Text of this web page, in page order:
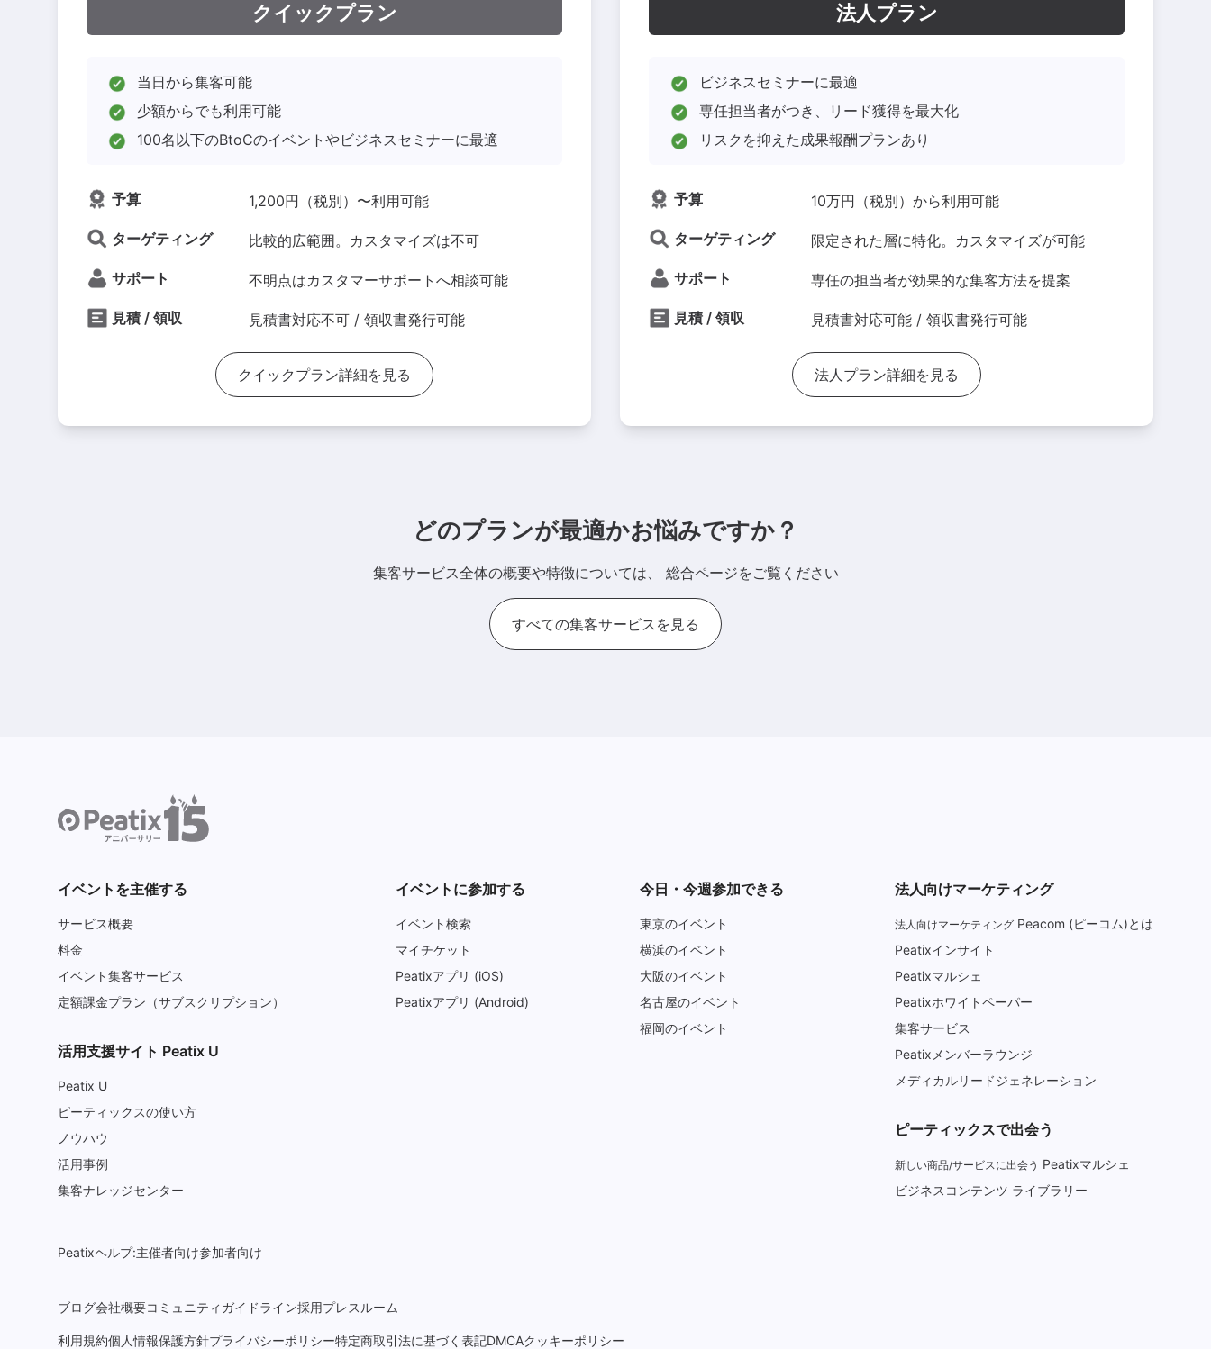
クイックプラン
当日から集客可能
少額からでも利用可能
100名以下のBtoCのイベントやビジネスセミナーに最適
予算 1,200円（税別）〜利用可能
ターゲティング 比較的広範囲。カスタマイズは不可
サポート 不明点はカスタマーサポートへ相談可能
見積 / 領収 見積書対応不可 / 領収書発行可能
クイックプラン詳細を見る
法人プラン
ビジネスセミナーに最適
専任担当者がつき、リード獲得を最大化
リスクを抑えた成果報酬プランあり
予算 10万円（税別）から利用可能
ターゲティング 限定された層に特化。カスタマイズが可能
サポート 専任の担当者が効果的な集客方法を提案
見積 / 領収 見積書対応可能 / 領収書発行可能
法人プラン詳細を見る
どのプランが最適かお悩みですか？
集客サービス全体の概要や特徴については、 総合ページをご覧ください
すべての集客サービスを見る
イベントを主催する
サービス概要
料金
イベント集客サービス
定額課金プラン（サブスクリプション）
活用支援サイト Peatix U
Peatix U
ピーティックスの使い方
ノウハウ
活用事例
集客ナレッジセンター
イベントに参加する
イベント検索
マイチケット
Peatixアプリ (iOS)
Peatixアプリ (Android)
今日・今週参加できる
東京のイベント
横浜のイベント
大阪のイベント
名古屋のイベント
福岡のイベント
法人向けマーケティング
法人向けマーケティング Peacom (ピーコム)とは
Peatixインサイト
Peatixマルシェ
Peatixホワイトペーパー
集客サービス
Peatixメンバーラウンジ
メディカルリードジェネレーション
ピーティックスで出会う
新しい商品/サービスに出会う Peatixマルシェ
ビジネスコンテンツ ライブラリー
Peatixヘルプ:主催者向け参加者向け
ブログ会社概要コミュニティガイドライン採用プレスルーム
利用規約個人情報保護方針プライバシーポリシー特定商取引法に基づく表記DMCAクッキーポリシー